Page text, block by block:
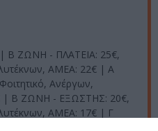
Β ΖΩΝΗ - ΠΛΑΤΕΙΑ: 25€,
ΑΜΕΑ: 22€ | Α
Ανέργων,
| Β ΖΩΝΗ - ΕΞΩΣΤΗΣ: 20€,
ΑΜΕΑ: 17€ | Γ